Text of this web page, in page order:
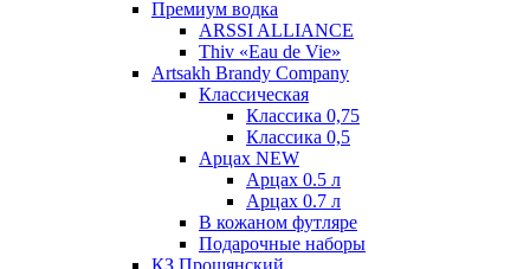
Премиум водка
ARSSI ALLIANCE
Thiv «Eau de Vie»
Artsakh Brandy Company
Классическая
Классика 0,75
Классика 0,5
Арцах NEW
Арцах 0.5 л
Арцах 0.7 л
В кожаном футляре
Подарочные наборы
КЗ Прошянский